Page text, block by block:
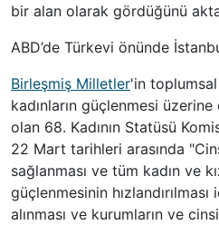
bir alan olarak gördüğünü
ABD’de Türkevi önünde
Birleşmiş Milletler'in
kadınların güçlenmesi üzerine
olan 68. Kadının Statüsü
22 Mart tarihleri arasında
sağlanması ve tüm kadın ve
güçlenmesinin
alınması ve kurumların ve